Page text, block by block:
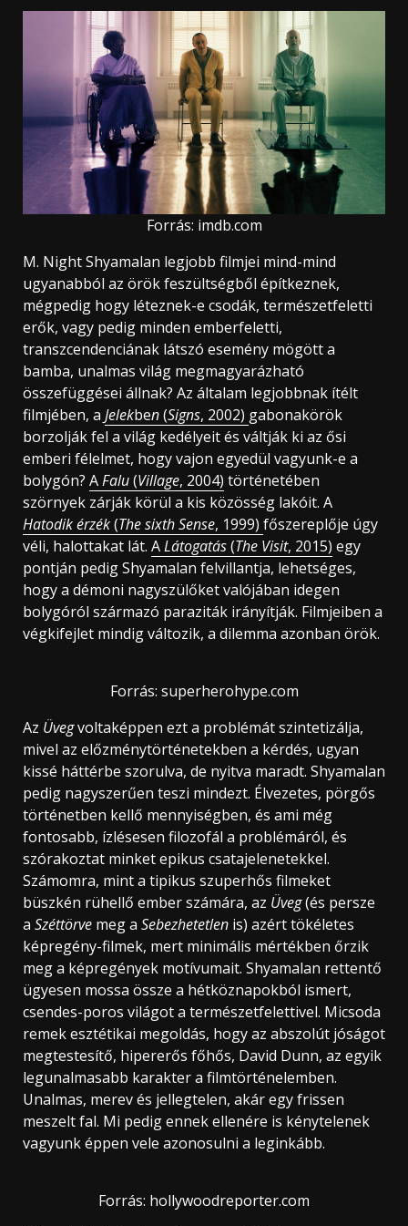
Forrás: imdb.com
M. Night Shyamalan legjobb filmjei mind-mind
ugyanabból az örök feszültségből építkeznek,
mégpedig hogy léteznek-e csodák, természetfeletti
erők, vagy pedig minden emberfeletti,
transzcendenciának látszó esemény mögött a
bamba, unalmas világ megmagyarázható
összefüggései állnak? Az általam legjobbnak ítélt
filmjében, a Jelekben(Signs, 2002) gabonakörök
borzolják fel a világ kedélyeit és váltják ki az ősi
emberi félelmet, hogy vajon egyedül vagyunk-e a
bolygón? AFalu(Village, 2004) történetében
szörnyek zárják körül a kis közösség lakóit. A
Hatodik érzék(The sixth Sense, 1999) főszereplője úgy
véli, halottakat lát. ALátogatás(The Visit, 2015) egy
pontján pedig Shyamalan felvillantja, lehetséges,
hogy a démoni nagyszülőket valójában idegen
bolygóról származó paraziták irányítják. Filmjeiben a
végkifejlet mindig változik, a dilemma azonban örök.
Forrás: superherohype.com
Az Üvegvoltaképpen ezt a problémát szintetizálja,
mivel az előzménytörténetekben a kérdés, ugyan
kissé háttérbe szorulva, de nyitva maradt. Shyamalan
pedig nagyszerűen teszi mindezt. Élvezetes, pörgős
történetben kellő mennyiségben, és ami még
fontosabb, ízlésesen filozofál a problémáról, és
szórakoztat minket epikus csatajelenetekkel.
Számomra, mint a tipikus szuperhős filmeket
büszkén rühellő ember számára, az Üveg(és persze
a Széttörve meg a Sebezhetetlen is) azért tökéletes
képregény-filmek, mert minimális mértékben őrzik
meg a képregények motívumait. Shyamalan rettentő
ügyesen mossa össze a hétköznapokból ismert,
csendes-poros világot a természetfelettivel. Micsoda
remek esztétikai megoldás, hogy az abszolút jóságot
megtestesítő, hipererős főhős, David Dunn, az egyik
legunalmasabb karakter a filmtörténelemben.
Unalmas, merev és jellegtelen, akár egy frissen
meszelt fal. Mi pedig ennek ellenére is kénytelenek
vagyunk éppen vele azonosulni a leginkább.
Forrás: hollywoodreporter.com